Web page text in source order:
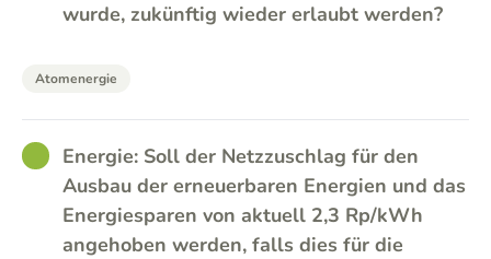
wurde, zukünftig wieder erlaubt werden?
Atomenergie
GOODEnergie: Soll der Netzzuschlag für den
Ausbau der erneuerbaren Energien und das
Energiesparen von aktuell 2,3 Rp/kWh
angehoben werden, falls dies für die